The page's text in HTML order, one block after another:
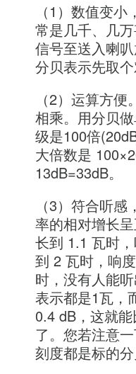
（1）数值变
常是几千、几
信号至送入喇
分贝表示先取个
（2）运算方
相乘。用分贝
级是100倍
大倍数是
13dB=33dB。
（3）符合听
率的相对增长
长到 1.1 瓦时
到 2 瓦时，响
时，没有人能
表示都是1瓦，
0.4 dB，这就
了。您若注意
刻度都是标的